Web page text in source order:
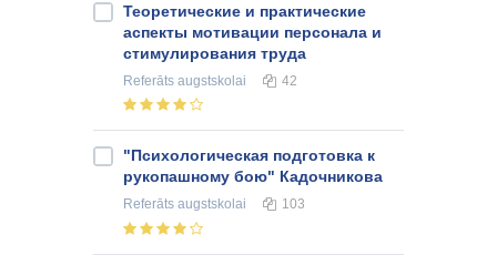
Теоретические и практические
аспекты мотивации персонала и
стимулирования труда
Referāts augstskolai 42
"Психологическая подготовка к
рукопашному бою" Кадочникова
Referāts augstskolai 103